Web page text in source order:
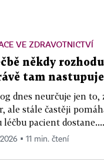
VE ZDRAVOTNICTVÍ
někdy
tam
dnes neurčuje jen to,
ale stále častěji
léčbu pacient dostane....
▪ 11 min. čtení